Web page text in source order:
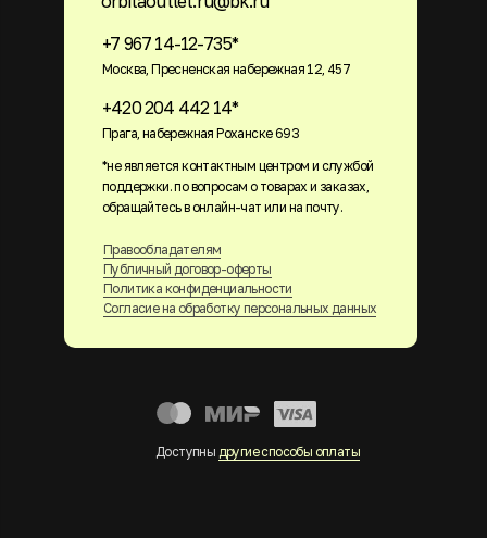
+7 967 14-12-735*
Москва, Пресненская набережная 12, 457
+420 204 442 14*
Прага, набережная Роханске 693
Правообладателям
Публичный договор-оферты
Политика конфиденциальности
Согласие на обработку персональных данных
Доступны другие способы оплаты
*не является контактным центром и службой
поддержки. по вопросам о товарах и заказах,
обращайтесь в онлайн-чат или на почту.